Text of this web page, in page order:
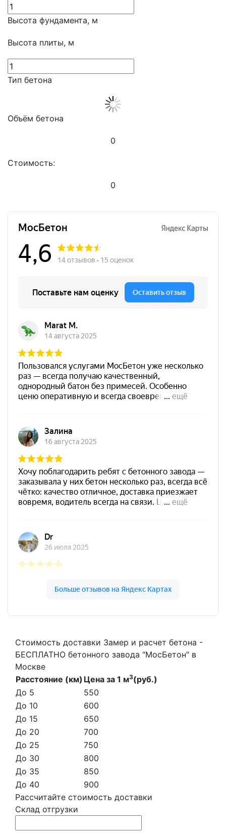
Высота фундамента, м
Высота плиты, м
Тип бетона
Объём бетона
0
Стоимость:
0
Стоимость доставки Замер и расчет бетона -
БЕСПЛАТНО бетонного завода "МосБетон" в
Москве
Расстояние (км) Цена за 1 м3(руб.)
До 5
550
До 10
600
До 15
650
До 20
700
До 25
750
До 30
800
До 35
850
До 40
900
Рассчитайте стоимость доставки
Склад отгрузки